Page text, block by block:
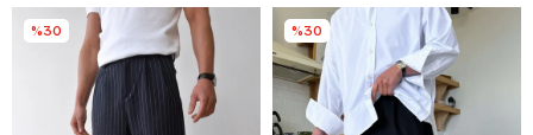
%30 %30